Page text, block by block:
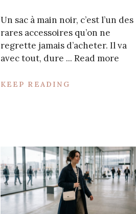
Un sac à main noir, c’est l’un des
rares accessoires qu’on ne
regrette jamais d’acheter. Il va
avec tout, dure ... Read more
KEEP READING